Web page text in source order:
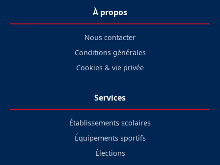
À propos
Nous contacter
Conditions générales
Cookies & vie privée
Services
Établissements scolaires
Équipements sportifs
Élections